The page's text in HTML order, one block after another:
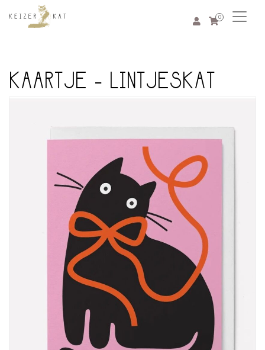
0
KAARTJE - LINTJESKAT